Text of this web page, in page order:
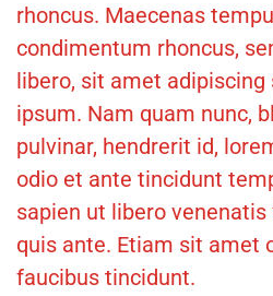
rhoncus. Maecenas
condimentum rhoncus,
libero, sit amet adipiscing
ipsum. Nam quam nunc,
pulvinar, hendrerit id,
odio et ante tincidunt
sapien ut libero
quis ante. Etiam sit amet
faucibus tincidunt.